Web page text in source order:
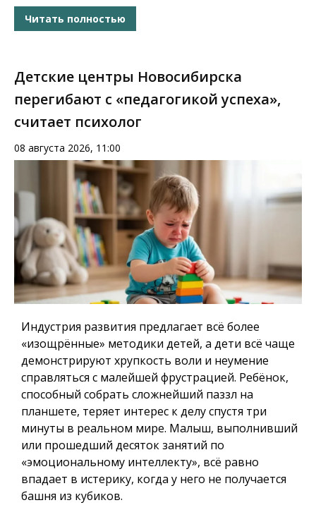
Читать полностью
Детские центры Новосибирска
перегибают с «педагогикой успеха»,
считает психолог
08 августа 2026, 11:00
Индустрия развития предлагает всё более
«изощрённые» методики детей, а дети всё чаще
демонстрируют хрупкость воли и неумение
справляться с малейшей фрустрацией. Ребёнок,
способный собрать сложнейший паззл на
планшете, теряет интерес к делу спустя три
минуты в реальном мире. Малыш, выполнивший
или прошедший десяток занятий по
«эмоциональному интеллекту», всё равно
впадает в истерику, когда у него не получается
башня из кубиков.